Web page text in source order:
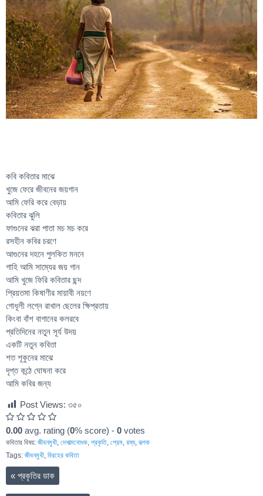
কবি কবিতার মাঝে
খুজে ফেরে জীবনের জয়গান
আমি ফেরি করে বেড়ায়
কবিতার ঝুলি
ফাগুনের ঝরা পাতা মচ মচ করে
রসহীন কবির চরণে
আগুনের দহনে পুলকিত মননে
গাহি আমি সাম্যের জয় গান
আমি খুজে ফিরি কবিতার ছন্দ
প্রিয়তমা কিষাণীর মায়াবী নয়ণে
গোধূলী লগ্নে রাখাল ছেলের ক্ষিপ্রতায়
কিংবা বাঁশ বাগানের কলরবে
প্রতিদিনের নতুন সূর্য উদয়
একটি নতুন কবিতা
শত শূকুনের মাঝে
দৃপ্ত কন্ঠে ঘোষনা করে
আমি কবির জন্য
Post Views: ৩৫০
0.00 avg. rating (0% score) - 0 votes
কবিতার বিষয়: জীবনমুখী, দেশাত্মবোধক, প্রকৃতি, প্রেম, রম্য,রূপক
Tags: জীবনমুখী বিরহের কবিতা
« প্রকৃতির ডাক